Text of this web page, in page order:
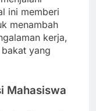
ini memberi
menambah
kerja,
yang
Mahasiswa